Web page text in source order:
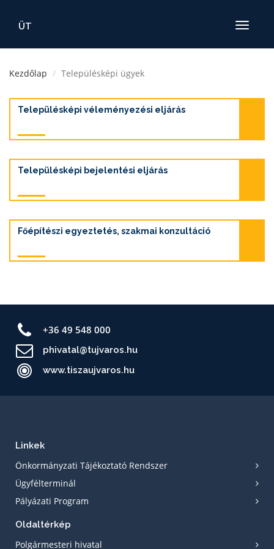
Toggle
ÜT
Kezdőlap Településképi ügyek
Településképi véleményezési eljárás
Településképi bejelentési eljárás
Főépítészi egyeztetés, szakmai konzultáció
+36 49 548 000
phivatal@tujvaros.hu
www.tiszaujvaros.hu
Linkek
Önkormányzati Tájékoztató Rendszer
Ügyfélterminál
Pályázati Program
Oldaltérkép
Polgármesteri hivatal